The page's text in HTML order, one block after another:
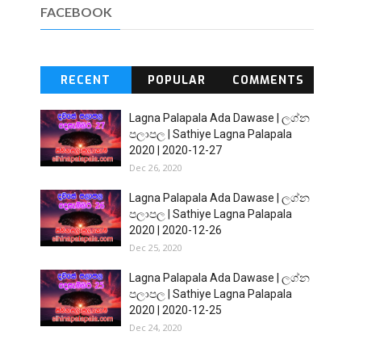
FACEBOOK
RECENT POPULAR COMMENTS
Lagna Palapala Ada Dawase | ලග්න
පලාපල | Sathiye Lagna Palapala
2020 | 2020-12-27
Dec 26, 2020
Lagna Palapala Ada Dawase | ලග්න
පලාපල | Sathiye Lagna Palapala
2020 | 2020-12-26
Dec 25, 2020
Lagna Palapala Ada Dawase | ලග්න
පලාපල | Sathiye Lagna Palapala
2020 | 2020-12-25
Dec 24, 2020